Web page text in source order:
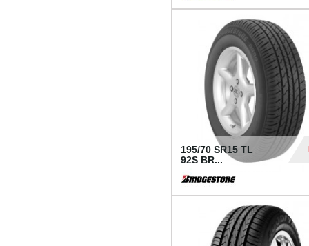
195/70 SR15 TL
92S BR...